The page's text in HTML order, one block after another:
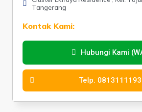
Tangerang
Kontak Kami:
Hubungi Kami
Telp.